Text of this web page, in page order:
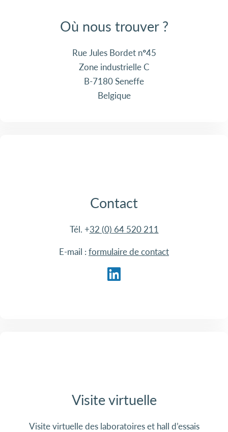
Où nous trouver ?
Rue Jules Bordet n°45
Zone industrielle C
B-7180 Seneffe
Belgique
Contact
Tél. +32 (0) 64 520 211
E-mail : formulaire de contact
Visite virtuelle
Visite virtuelle des laboratoires et hall d’essais